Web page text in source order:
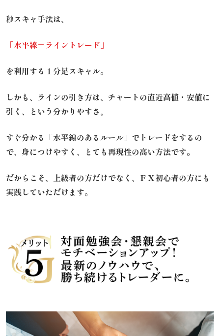
秒スキャ手法は、
「水平線＝ライントレード」
を利用する１分足スキャル。
しかも、ラインの引き方は、 チャートの直近高値・安値に
引く、という分かりやすさ
すぐ分かる「水平線のあるルール」でトレードをするの
で、身につけやすく、とても再現性の高い方法です。
だからこそ、上級者の方だけでなく、 ＦＸ初心者の方にも
実践していただけます。